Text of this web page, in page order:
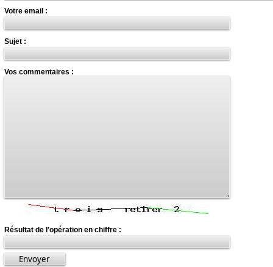
Votre email :
Sujet :
Vos commentaires :
Résultat de l'opération en chiffre :